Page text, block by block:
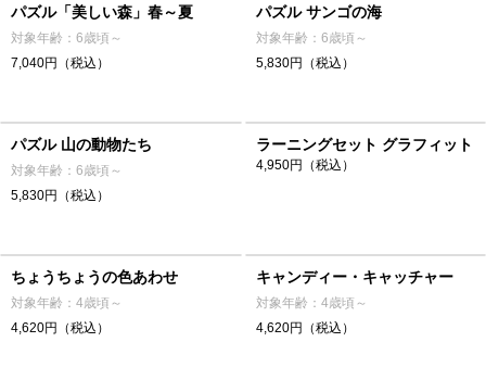
パズル「美しい森」春～夏
対象年齢：6歳頃～
7,040円（税込）
パズル サンゴの海
対象年齢：6歳頃～
5,830円（税込）
パズル 山の動物たち
対象年齢：6歳頃～
5,830円（税込）
ラーニングセット グラフィット
4,950円（税込）
ちょうちょうの色あわせ
対象年齢：4歳頃～
4,620円（税込）
キャンディー・キャッチャー
対象年齢：4歳頃～
4,620円（税込）